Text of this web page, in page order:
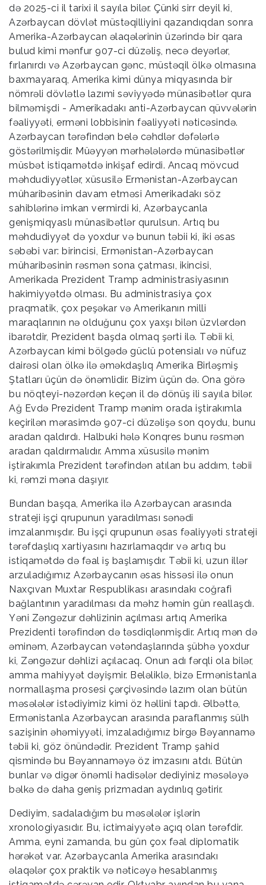
də 2025-ci il tarixi il sayıla bilər. Çünki sirr deyil ki,
Azərbaycan dövlət müstəqilliyini qazandıqdan sonra
Amerika-Azərbaycan əlaqələrinin üzərində bir qara
bulud kimi mənfur 907-ci düzəliş, necə deyərlər,
fırlanırdı və Azərbaycan gənc, müstəqil ölkə olmasına
baxmayaraq, Amerika kimi dünya miqyasında bir
nömrəli dövlətlə lazımi səviyyədə münasibətlər qura
bilməmişdi - Amerikadakı anti-Azərbaycan qüvvələrin
fəaliyyəti, erməni lobbisinin fəaliyyəti nəticəsində.
Azərbaycan tərəfindən belə cəhdlər dəfələrlə
göstərilmişdir. Müəyyən mərhələlərdə münasibətlər
müsbət istiqamətdə inkişaf edirdi. Ancaq mövcud
məhdudiyyətlər, xüsusilə Ermənistan-Azərbaycan
müharibəsinin davam etməsi Amerikadakı söz
sahiblərinə imkan vermirdi ki, Azərbaycanla
genişmiqyaslı münasibətlər qurulsun. Artıq bu
məhdudiyyət də yoxdur və bunun təbii ki, iki əsas
səbəbi var: birincisi, Ermənistan-Azərbaycan
müharibəsinin rəsmən sona çatması, ikincisi,
Amerikada Prezident Tramp administrasiyasının
hakimiyyətdə olması. Bu administrasiya çox
praqmatik, çox peşəkar və Amerikanın milli
maraqlarının nə olduğunu çox yaxşı bilən üzvlərdən
ibarətdir, Prezident başda olmaq şərti ilə. Təbii ki,
Azərbaycan kimi bölgədə güclü potensialı və nüfuz
dairəsi olan ölkə ilə əməkdaşlıq Amerika Birləşmiş
Ştatları üçün də önəmlidir. Bizim üçün də. Ona görə
bu nöqteyi-nəzərdən keçən il də dönüş ili sayıla bilər.
Ağ Evdə Prezident Tramp mənim orada iştirakımla
keçirilən mərasimdə 907-ci düzəlişə son qoydu, bunu
aradan qaldırdı. Halbuki hələ Konqres bunu rəsmən
aradan qaldırmalıdır. Amma xüsusilə mənim
iştirakımla Prezident tərəfindən atılan bu addım, təbii
ki, rəmzi məna daşıyır.
Bundan başqa, Amerika ilə Azərbaycan arasında
strateji işçi qrupunun yaradılması sənədi
imzalanmışdır. Bu işçi qrupunun əsas fəaliyyəti strateji
tərəfdaşlıq xartiyasını hazırlamaqdır və artıq bu
istiqamətdə də fəal iş başlamışdır. Təbii ki, uzun illər
arzuladığımız Azərbaycanın əsas hissəsi ilə onun
Naxçıvan Muxtar Respublikası arasındakı coğrafi
bağlantının yaradılması da məhz həmin gün reallaşdı.
Yəni Zəngəzur dəhlizinin açılması artıq Amerika
Prezidenti tərəfindən də təsdiqlənmişdir. Artıq mən də
əminəm, Azərbaycan vətəndaşlarında şübhə yoxdur
ki, Zəngəzur dəhlizi açılacaq. Onun adı fərqli ola bilər,
amma mahiyyət dəyişmir. Beləliklə, bizə Ermənistanla
normallaşma prosesi çərçivəsində lazım olan bütün
məsələlər istədiyimiz kimi öz həllini tapdı. Əlbəttə,
Ermənistanla Azərbaycan arasında paraflanmış sülh
sazişinin əhəmiyyəti, imzaladığımız birgə Bəyannamə
təbii ki, göz önündədir. Prezident Tramp şahid
qismində bu Bəyannaməyə öz imzasını atdı. Bütün
bunlar və digər önəmli hadisələr dediyiniz məsələyə
bəlkə də daha geniş prizmadan aydınlıq gətirir.
Dediyim, sadaladığım bu məsələlər işlərin
xronologiyasıdır. Bu, ictimaiyyətə açıq olan tərəfdir.
Amma, eyni zamanda, bu gün çox fəal diplomatik
hərəkət var. Azərbaycanla Amerika arasındakı
əlaqələr çox praktik və nəticəyə hesablanmış